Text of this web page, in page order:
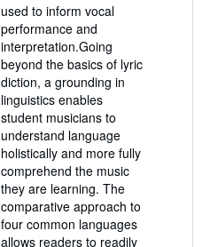
used to inform vocal
performance and
interpretation.Going
beyond the basics of lyric
diction, a grounding in
linguistics enables
student musicians to
understand language
holistically and more fully
comprehend the music
they are learning. The
comparative approach to
four common languages
allows readers to readily